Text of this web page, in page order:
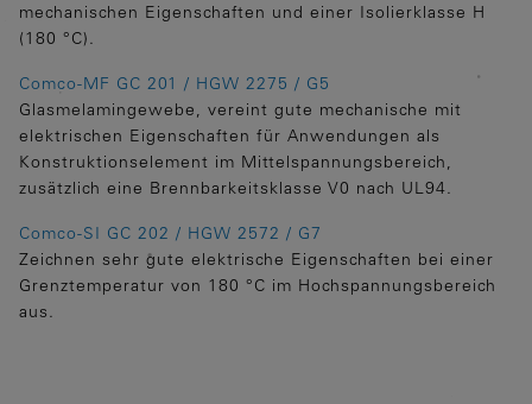
mechanischen Eigenschaften und einer Isolierklasse H
(180 °C).
Comco-MF GC 201 / HGW 2275 / G5
Glasmelamingewebe, vereint gute mechanische mit
elektrischen Eigenschaften für Anwendungen als
Konstruktionselement im Mittelspannungsbereich,
zusätzlich eine Brennbarkeitsklasse V0 nach UL94.
Comco-SI GC 202 / HGW 2572 / G7
Zeichnen sehr gute elektrische Eigenschaften bei einer
Grenztemperatur von 180 °C im Hochspannungsbereich
aus.
Statistiken
Statistiken. Diese Informationen helfen
uns zu verstehen, wie wir unsere Website
noch weiter optimieren können.
Marketing
Marketing Cookies werden von